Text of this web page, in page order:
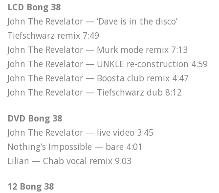
LCD Bong 38
John The Revelator — ‘Dave is in the disco’
Tiefschwarz remix 7:49
John The Revelator — Murk mode remix 7:13
John The Revelator — UNKLE re-construction 4:59
John The Revelator — Boosta club remix 4:47
John The Revelator — Tiefschwarz dub 8:12
DVD Bong 38
John The Revelator — live video 3:45
Nothing’s Impossible — bare 4:01
Lilian — Chab vocal remix 9:03
12 Bong 38